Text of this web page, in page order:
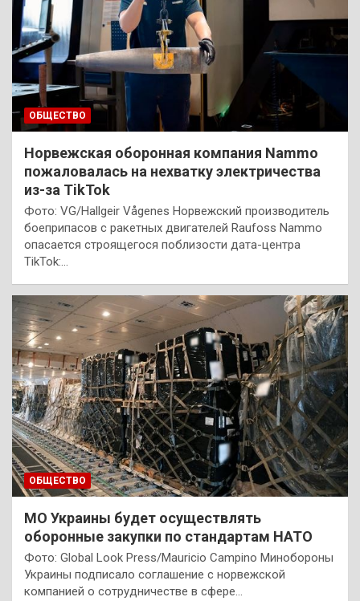
ОБЩЕСТВО
Норвежская оборонная компания Nammo
пожаловалась на нехватку электричества
из-за TikTok
Фото: VG/Hallgeir Vågenes Норвежский производитель
боеприпасов с ракетных двигателей Raufoss Nammo
опасается строящегося поблизости дата-центра
TikTok:…
ОБЩЕСТВО
МО Украины будет осуществлять
оборонные закупки по стандартам НАТО
Фото: Global Look Press/Mauricio Campino Минобороны
Украины подписало соглашение с норвежской
компанией о сотрудничестве в сфере…